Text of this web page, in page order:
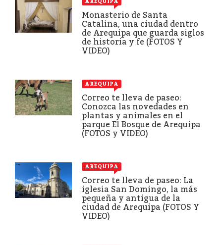
Monasterio de Santa
Catalina, una ciudad dentro
de Arequipa que guarda siglos
de historia y fe (FOTOS Y
VIDEO)
AREQUIPA
Correo te lleva de paseo:
Conozca las novedades en
plantas y animales en el
parque El Bosque de Arequipa
(FOTOS y VIDEO)
AREQUIPA
Correo te lleva de paseo: La
iglesia San Domingo, la más
pequeña y antigua de la
ciudad de Arequipa (FOTOS Y
VIDEO)